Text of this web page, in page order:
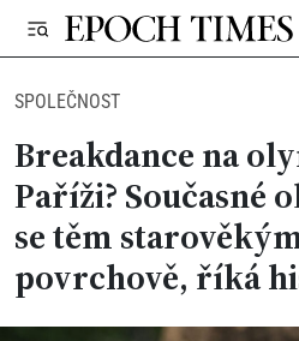
SPOLEČNOST
Breakdance na
Paříži? Současné
se těm
povrchově, říká